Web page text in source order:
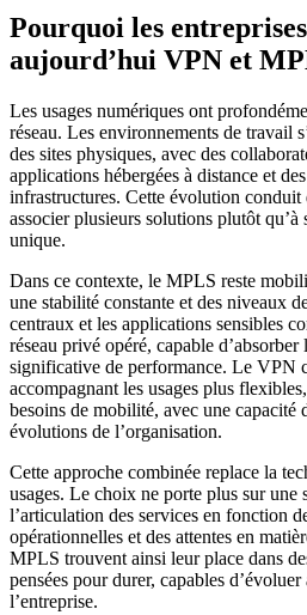
Pourquoi les
aujourd’hui VPN et
Les usages numériques ont
réseau. Les environnements de travail
des sites physiques, avec des
applications hébergées à distance et
infrastructures. Cette évolution conduit
associer plusieurs solutions plutôt qu’à
unique.
Dans ce contexte, le MPLS reste
une stabilité constante et des niveaux
centraux et les applications sensibles
réseau privé opéré, capable
significative de performance. Le VPN
accompagnant les usages plus
besoins de mobilité, avec une capacité
évolutions de l’organisation.
Cette approche combinée replace la
usages. Le choix ne porte plus sur une
l’articulation des services en fonction
opérationnelles et des attentes en
MPLS trouvent ainsi leur place dans
pensées pour durer, capables
l’entreprise.